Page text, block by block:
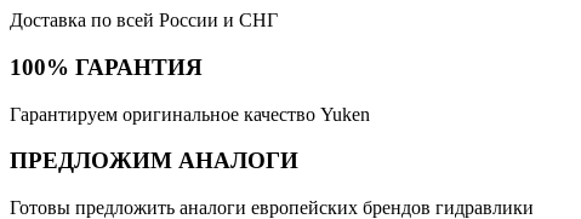
Доставка по всей России и СНГ
100% ГАРАНТИЯ
Гарантируем оригинальное качество Yuken
ПРЕДЛОЖИМ АНАЛОГИ
Готовы предложить аналоги европейских брендов гидравлики